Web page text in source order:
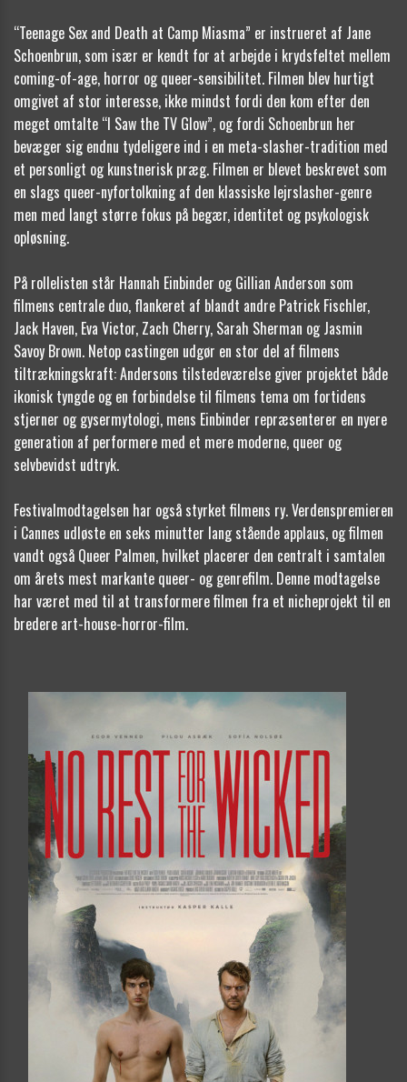
“Teenage Sex and Death at Camp Miasma” er instrueret af Jane
Schoenbrun, som især er kendt for at arbejde i krydsfeltet mellem
coming-of-age, horror og queer-sensibilitet. Filmen blev hurtigt
omgivet af stor interesse, ikke mindst fordi den kom efter den
meget omtalte “I Saw the TV Glow”, og fordi Schoenbrun her
bevæger sig endnu tydeligere ind i en meta-slasher-tradition med
et personligt og kunstnerisk præg. Filmen er blevet beskrevet som
en slags queer-nyfortolkning af den klassiske lejrslasher-genre
men med langt større fokus på begær, identitet og psykologisk
opløsning.
På rollelisten står Hannah Einbinder og Gillian Anderson som
filmens centrale duo, flankeret af blandt andre Patrick Fischler,
Jack Haven, Eva Victor, Zach Cherry, Sarah Sherman og Jasmin
Savoy Brown. Netop castingen udgør en stor del af filmens
tiltrækningskraft: Andersons tilstedeværelse giver projektet både
ikonisk tyngde og en forbindelse til filmens tema om fortidens
stjerner og gysermytologi, mens Einbinder repræsenterer en nyere
generation af performere med et mere moderne, queer og
selvbevidst udtryk.
Festivalmodtagelsen har også styrket filmens ry. Verdenspremieren
i Cannes udløste en seks minutter lang stående applaus, og filmen
vandt også Queer Palmen, hvilket placerer den centralt i samtalen
om årets mest markante queer- og genrefilm. Denne modtagelse
har været med til at transformere filmen fra et nicheprojekt til en
bredere art-house-horror-film.